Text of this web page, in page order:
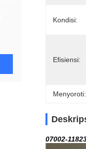
Kondisi:
Efisiensi:
Menyoroti:
07002-